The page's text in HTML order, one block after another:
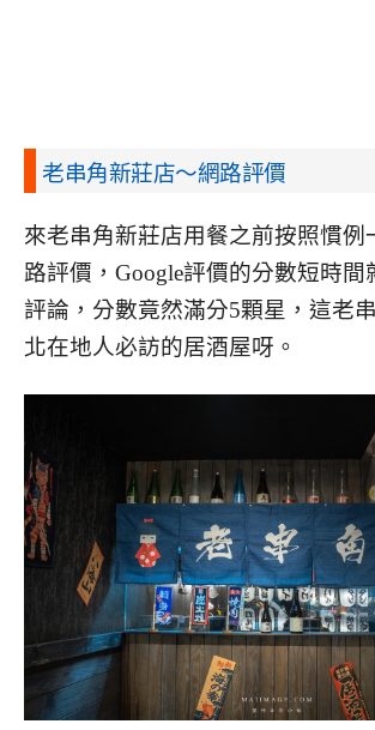
老串角新莊店～網路評價
來老串角新莊店用餐之前按照慣例
路評價，Google評價的分數短時間
評論，分數竟然滿分5顆星，這老
北在地人必訪的居酒屋呀。